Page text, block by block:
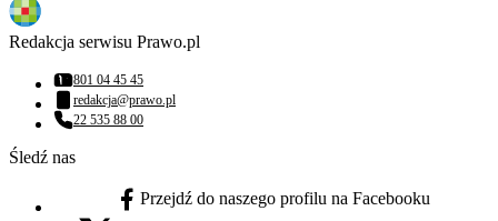
Redakcja serwisu Prawo.pl
Numer telefonu:
801 04 45 45
Adres email:
redakcja@prawo.pl
Numer telefonu:
22 535 88 00
Śledź nas
facebook - otwiera się w nowej karcie
Przejdź do naszego profilu na Facebooku